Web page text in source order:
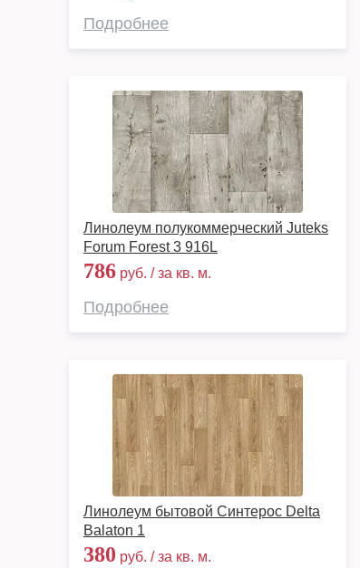
Подробнее
Линолеум полукоммерческий Juteks
Forum Forest 3 916L
786 руб. / за кв. м.
Подробнее
Линолеум бытовой Синтерос Delta
Balaton 1
380 руб. / за кв. м.